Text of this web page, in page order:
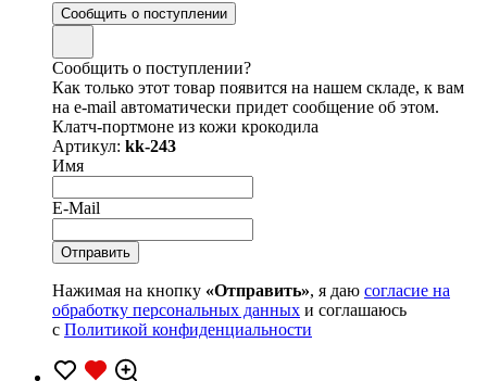
Сообщить о поступлении
Сообщить о поступлении?
Как только этот товар появится на нашем складе, к вам
на e-mail автоматически придет сообщение об этом.
Клатч-портмоне из кожи крокодила
Артикул: kk-243
Имя
E-Mail
Нажимая на кнопку «Отправить», я даю согласие на
обработку персональных данных и соглашаюсь
с Политикой конфиденциальности